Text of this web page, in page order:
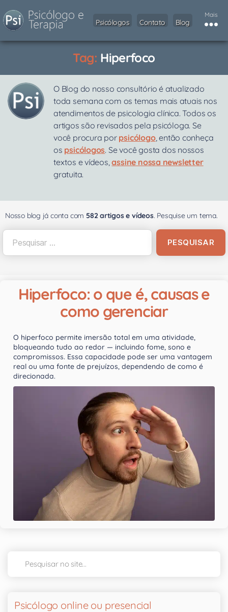
Psicólogos Contato Blog
Mais
Tag: Hiperfoco
O Blog do nosso consultório é atualizado
toda semana com os temas mais atuais nos
atendimentos de psicologia clínica. Todos os
artigos são revisados pela psicóloga. Se
você procura por psicólogo, então conheça
os psicólogos. Se você gosta dos nossos
textos e vídeos,assine nossa newsletter
gratuita.
Nosso blog já conta com 582 artigos e vídeos. Pesquise um tema.
Hiperfoco: o que é, causas e
como gerenciar
O hiperfoco permite imersão total em uma atividade,
bloqueando tudo ao redor — incluindo fome, sono e
compromissos. Essa capacidade pode ser uma vantagem
real ou uma fonte de prejuízos, dependendo de como é
direcionada.
Psicólogo online ou presencial